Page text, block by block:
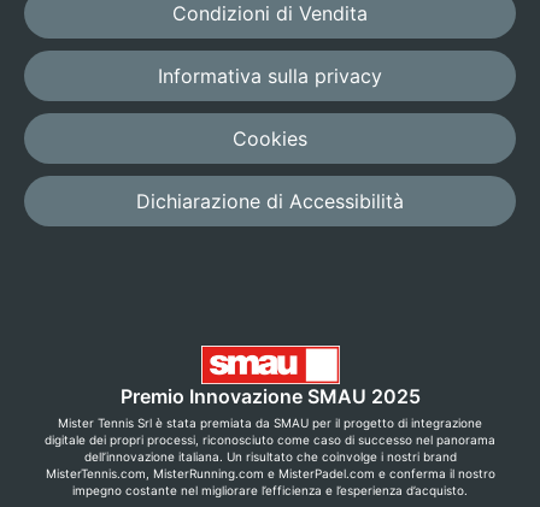
Condizioni di Vendita
Informativa sulla privacy
Cookies
Dichiarazione di Accessibilità
Premio Innovazione SMAU 2025
Mister Tennis Srl è stata premiata da SMAU per il progetto di integrazione
digitale dei propri processi, riconosciuto come caso di successo nel panorama
dell’innovazione italiana. Un risultato che coinvolge i nostri brand
MisterTennis.com, MisterRunning.com e MisterPadel.com e conferma il nostro
impegno costante nel migliorare l’efficienza e l’esperienza d’acquisto.